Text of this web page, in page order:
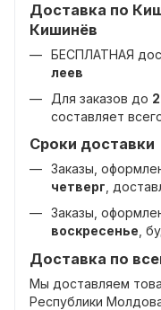
Доставка по
Кишинёв
БЕСПЛАТНАЯ
леев
Для заказов до
составляет
Сроки доставки
Заказы,
четверг ,
Заказы,
воскресенье ,
Доставка по
Мы доставляем
Республики